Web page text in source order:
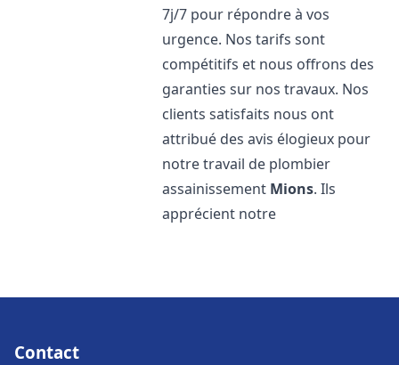
7j/7 pour répondre à vos
urgence. Nos tarifs sont
compétitifs et nous offrons des
garanties sur nos travaux. Nos
clients satisfaits nous ont
attribué des avis élogieux pour
notre travail de plombier
assainissement Mions. Ils
apprécient notre
Contact